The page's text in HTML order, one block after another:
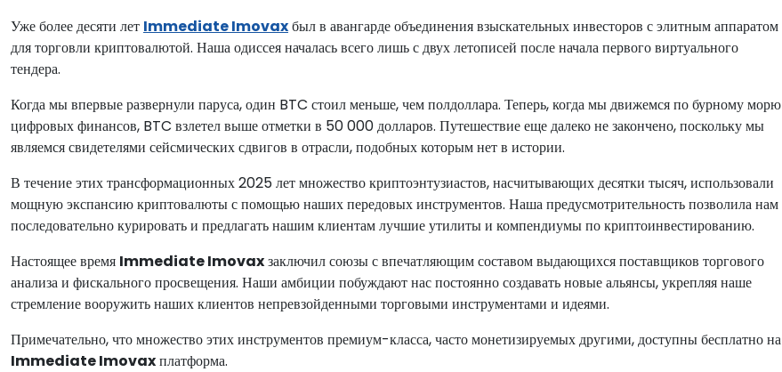
Уже более десяти лет Immediate Imovaxбыл в авангарде объединения взыскательных инвесторов с элитным аппаратом
для торговли криптовалютой. Наша одиссея началась всего лишь с двух летописей после начала первого виртуального
тендера.
Когда мы впервые развернули паруса, один BTC стоил меньше, чем полдоллара. Теперь, когда мы движемся по бурному морю
цифровых финансов, BTC взлетел выше отметки в 50 000 долларов. Путешествие еще далеко не закончено, поскольку мы
являемся свидетелями сейсмических сдвигов в отрасли, подобных которым нет в истории.
В течение этих трансформационных 2025 лет множество криптоэнтузиастов, насчитывающих десятки тысяч, использовали
мощную экспансию криптовалюты с помощью наших передовых инструментов. Наша предусмотрительность позволила нам
последовательно курировать и предлагать нашим клиентам лучшие утилиты и компендиумы по криптоинвестированию.
Настоящее время Immediate Imovaxзаключил союзы с впечатляющим составом выдающихся поставщиков торгового
анализа и фискального просвещения. Наши амбиции побуждают нас постоянно создавать новые альянсы, укрепляя наше
стремление вооружить наших клиентов непревзойденными торговыми инструментами и идеями.
Примечательно, что множество этих инструментов премиум-класса, часто монетизируемых другими, доступны бесплатно на
Immediate Imovaxплатформа.